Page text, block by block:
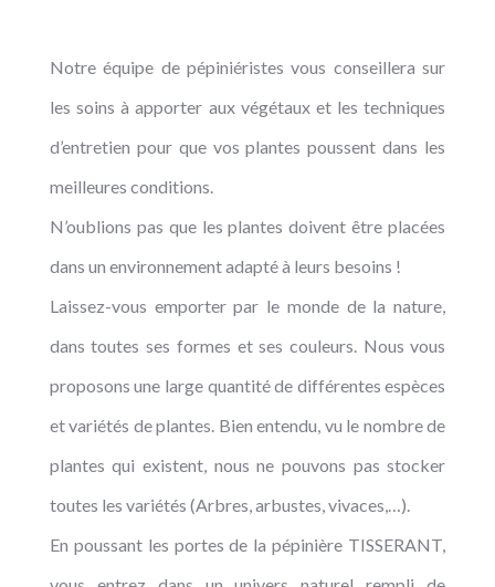
Notre équipe de pépiniéristes vous conseillera sur
les soins à apporter aux végétaux et les techniques
d’entretien pour que vos plantes poussent dans les
meilleures conditions.
N’oublions pas que les plantes doivent être placées
dans un environnement adapté à leurs besoins !
Laissez-vous emporter par le monde de la nature,
dans toutes ses formes et ses couleurs. Nous vous
proposons une large quantité de différentes espèces
et variétés de plantes. Bien entendu, vu le nombre de
plantes qui existent, nous ne pouvons pas stocker
toutes les variétés (Arbres, arbustes, vivaces,…).
En poussant les portes de la pépinière TISSERANT,